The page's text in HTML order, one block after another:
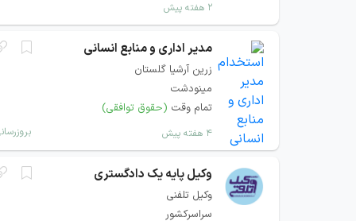
۲ هفته پیش
مدیر اداری و منابع انسانی
زرین آرشیا گلستان
مینودشت
تمام وقت (حقوق توافقی)
۴ هفته پیش
وکیل پایه یک دادگستری
وکیل تلفنی
سراسرکشور